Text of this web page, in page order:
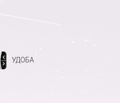
УДОБА